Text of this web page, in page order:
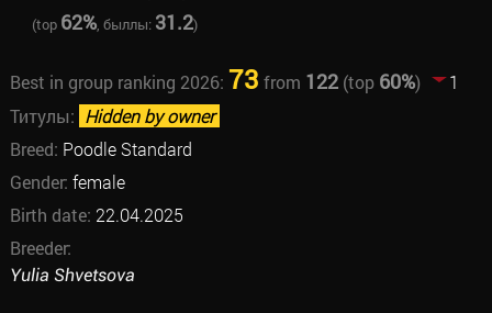
(top 62%, быллы: 31.2)
Best in group ranking 2026: 73 from 122(top 60%)
1
Титулы: Hidden by owner
Breed: Poodle Standard
Gender: female
Birth date: 22.04.2025
Breeder:
Yulia Shvetsova